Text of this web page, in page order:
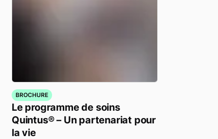
BROCHURE
Le programme de soins
Quintus® – Un partenariat pour
la vie